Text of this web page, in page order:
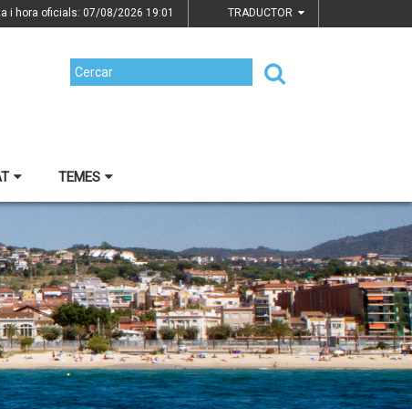
i hora oficials: 07/08/2026 19:01 TRADUCTOR
TEMES